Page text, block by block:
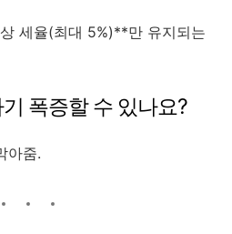
세율(최대 5%)**만 유지되는
폭증할 수 있나요?
아줌.